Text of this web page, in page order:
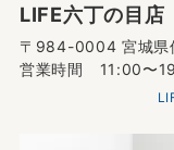
LIFE六丁の目店
〒984-0004 宮城県
営業時間 11:00〜